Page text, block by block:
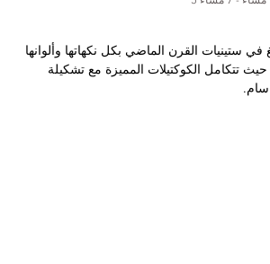
في ستينيات القرن الماضي بكل نكهاتها وألوانها
تتكامل الكوكتيلات المميزة مع تشكيلة
سام.